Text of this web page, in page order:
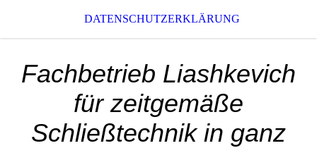
DATENSCHUTZERKLÄRUNG
Fachbetrieb Liashkevich
für zeitgemäße
Schließtechnik in ganz